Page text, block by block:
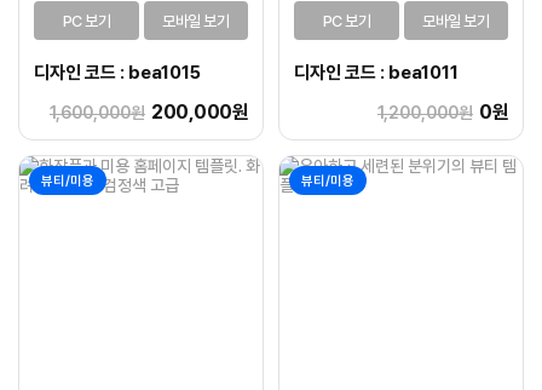
PC 보기 모바일 보기
디자인 코드 : bea1015
1,600,000원 200,000원
PC 보기 모바일 보기
디자인 코드 : bea1011
1,200,000원 0원
뷰티/미용 뷰티/미용